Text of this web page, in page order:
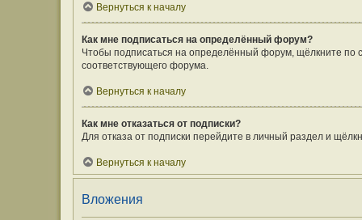
Вернуться к началу
Как мне подписаться на определённый форум?
Чтобы подписаться на определённый форум, щёлкните по
соответствующего форума.
Вернуться к началу
Как мне отказаться от подписки?
Для отказа от подписки перейдите в личный раздел и
Вернуться к началу
Вложения